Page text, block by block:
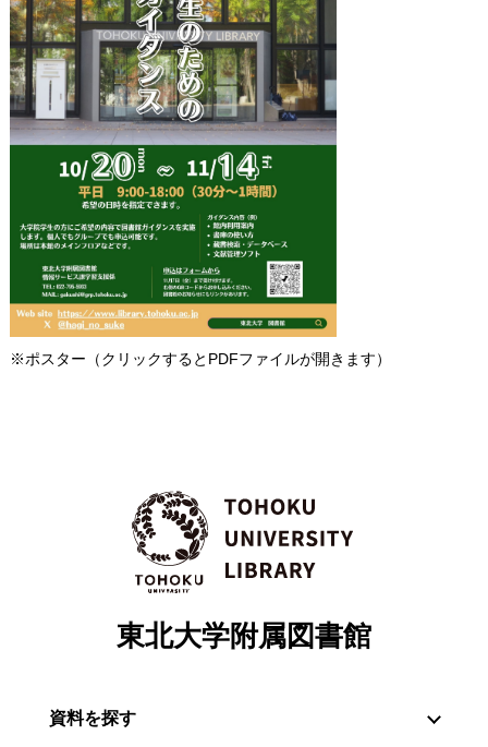
※ポスター（クリックするとPDFファイルが開きます）
東北大学附属図書館
資料を探す